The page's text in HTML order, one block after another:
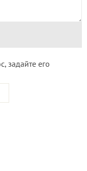
задайте его